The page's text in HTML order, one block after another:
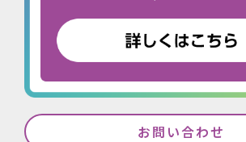
お問い合わせ